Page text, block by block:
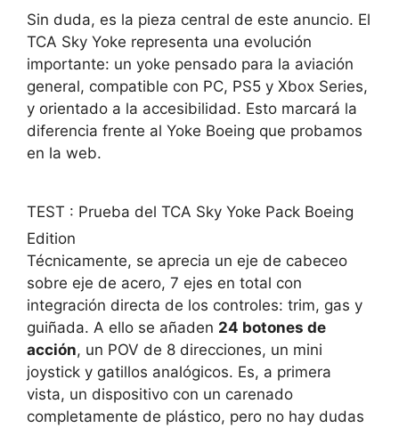
Sin duda, es la pieza central de este anuncio. El
TCA Sky Yoke representa una evolución
importante: un yoke pensado para la aviación
general, compatible con PC, PS5 y Xbox Series,
y orientado a la accesibilidad. Esto marcará la
diferencia frente al Yoke Boeing que probamos
en la web.
TEST : Prueba del TCA Sky Yoke Pack Boeing
Edition
Técnicamente, se aprecia un eje de cabeceo
sobre eje de acero, 7 ejes en total con
integración directa de los controles: trim, gas y
guiñada. A ello se añaden 24 botones de
acción, un POV de 8 direcciones, un mini
joystick y gatillos analógicos. Es, a primera
vista, un dispositivo con un carenado
completamente de plástico, pero no hay dudas